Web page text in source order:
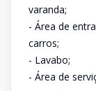
varanda;
- Área de
carros;
- Lavabo;
- Área de